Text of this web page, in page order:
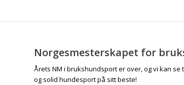
Norgesmesterskapet for
Årets NM i brukshundsport er over, og vi kan
og solid hundesport på sitt beste!